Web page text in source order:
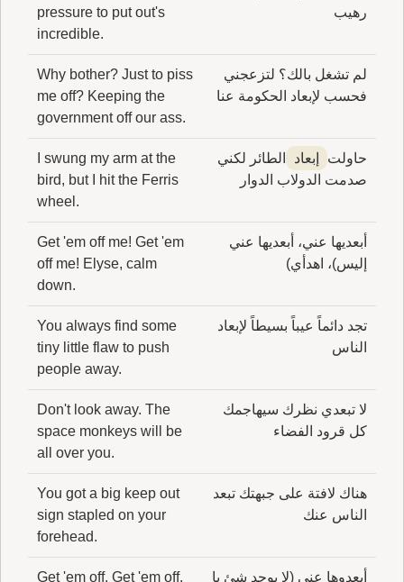
رهيب
pressure to put out's
incredible.
لم تشغل بالك؟ لتزعجني
فحسب لإبعاد الحكومة عنا
Why bother? Just to piss
me off? Keeping the
government off our ass.
حاولت إبعاد
الطائر لكني
صدمت الدولاب الدوار
I swung my arm at the
bird, but I hit the Ferris
wheel.
أبعديها عني، أبعديها عني
إليس)، اهدأي)
Get 'em off me! Get 'em
off me! Elyse, calm
down.
تجد دائماً عيباً بسيطاً لإبعاد
الناس
You always find some
tiny little flaw to push
people away.
لا تبعدي نظرك سيهاجمك
كل قرود الفضاء
Don't look away. The
space monkeys will be
all over you.
هناك لافتة على جبهتك تبعد
الناس عنك
You got a big keep out
sign stapled on your
forehead.
أبعدوها عني (لا يوجد شئ يا Get 'em off. Get 'em off.